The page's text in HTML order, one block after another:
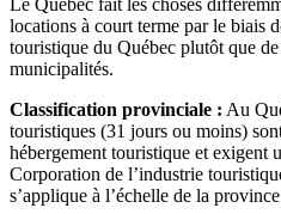
Le Québec fait les choses
locations à court terme par le biais
touristique du Québec plutôt que
municipalités.
Classification provinciale : Au
touristiques (31 jours ou moins)
hébergement touristique et exigent
Corporation de l’industrie
s’applique à l’échelle de la